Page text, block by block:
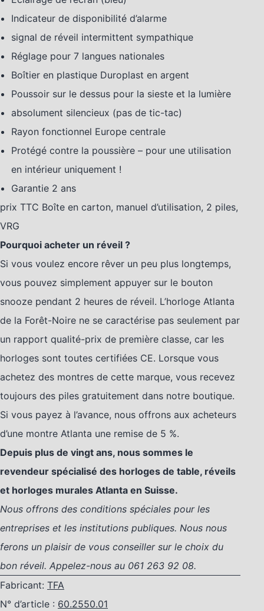
Indicateur de disponibilité d’alarme
signal de réveil intermittent sympathique
Réglage pour 7 langues nationales
Boîtier en plastique Duroplast en argent
Poussoir sur le dessus pour la sieste et la lumière
absolument silencieux (pas de tic-tac)
Rayon fonctionnel Europe centrale
Protégé contre la poussière – pour une utilisation
en intérieur uniquement !
Garantie 2 ans
prix TTC Boîte en carton, manuel d’utilisation, 2 piles,
VRG
Pourquoi acheter un réveil ?
Si vous voulez encore rêver un peu plus longtemps,
vous pouvez simplement appuyer sur le bouton
snooze pendant 2 heures de réveil. L’horloge Atlanta
de la Forêt-Noire ne se caractérise pas seulement par
un rapport qualité-prix de première classe, car les
horloges sont toutes certifiées CE. Lorsque vous
achetez des montres de cette marque, vous recevez
toujours des piles gratuitement dans notre boutique.
Si vous payez à l’avance, nous offrons aux acheteurs
d’une montre Atlanta une remise de 5 %.
Depuis plus de vingt ans, nous sommes le
revendeur spécialisé des horloges de table, réveils
et horloges murales Atlanta en Suisse.
Nous offrons des conditions spéciales pour les
entreprises et les institutions publiques. Nous nous
ferons un plaisir de vous conseiller sur le choix du
bon réveil. Appelez-nous au 061 263 92 08.
Fabricant: TFA
N° d’article : 60.2550.01